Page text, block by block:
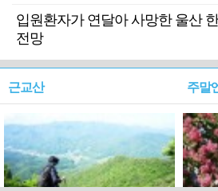
입원환자가 연달아 사망한 울산
전망
근교산 주말